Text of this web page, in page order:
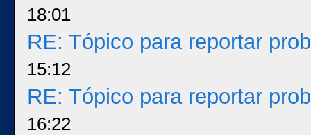
18:01
RE: Tópico para reportar
15:12
RE: Tópico para reportar
16:22